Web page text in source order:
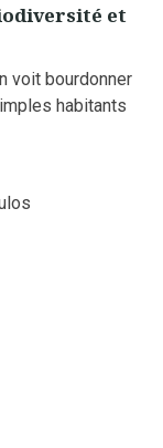
et
voit bourdonner
habitants